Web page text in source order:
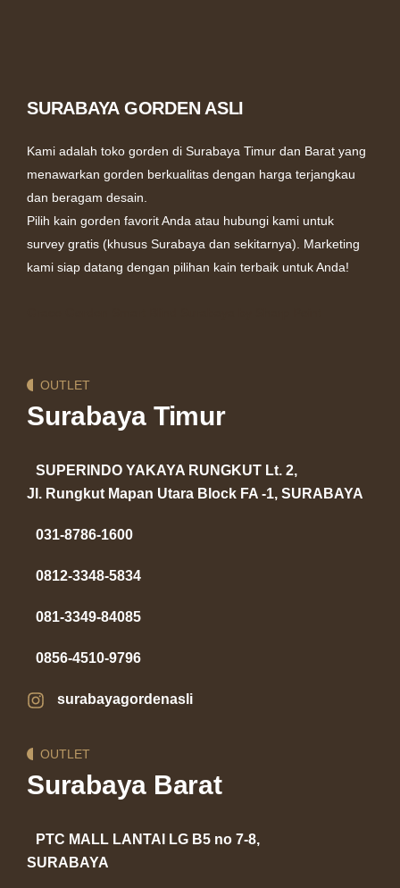
SURABAYA GORDEN ASLI
Kami adalah toko gorden di Surabaya Timur dan Barat yang
menawarkan gorden berkualitas dengan harga terjangkau
dan beragam desain.
Pilih kain gorden favorit Anda atau hubungi kami untuk
survey gratis (khusus Surabaya dan sekitarnya). Marketing
kami siap datang dengan pilihan kain terbaik untuk Anda!
OUTLET
Surabaya Timur
SUPERINDO YAKAYA RUNGKUT Lt. 2,
Jl. Rungkut Mapan Utara Block FA -1, SURABAYA
031-8786-1600
0812-3348-5834
081-3349-84085
0856-4510-9796
surabayagordenasli
OUTLET
Surabaya Barat
PTC MALL LANTAI LG B5 no 7-8,
SURABAYA